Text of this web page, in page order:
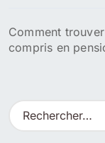
Comment
compris en
R
e